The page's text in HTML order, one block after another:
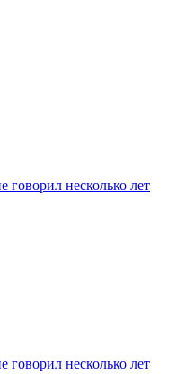
несколько лет
несколько лет